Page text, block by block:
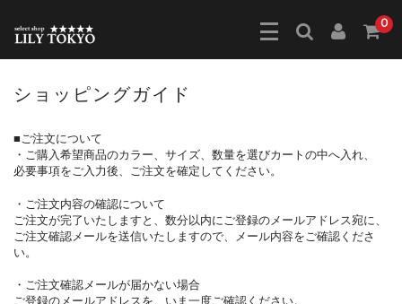
0
ショッピングガイド
■ご注文について
・ご購入希望商品のカラー、サイズ、数量を選びカートの中へ入れ、
必要事項をご入力後、ご注文を確定してください。
・ご注文内容の確認について
ご注文が完了いたしますと、数分以内にご登録のメールアドレス宛に、
ご注文確認メールを送信いたしますので、メール内容をご確認くださ
い。
・ご注文確認メールが届かない場合
ご登録のメールアドレスを、いま一度ご確認ください。